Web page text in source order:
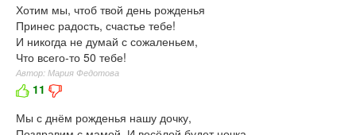
Хотим мы, чтоб твой день рожденья
Принес радость, счастье тебе!
И никогда не думай с сожаленьем,
Что всего-то 50 тебе!
Автор: Мария Федотова
11
Мы с днём рожденья нашу дочку,